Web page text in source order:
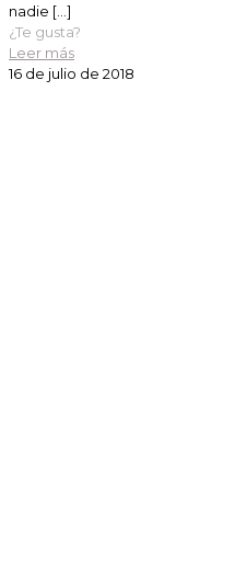
nadie […]
¿Te gusta?
Leer más
16 de julio de 2018